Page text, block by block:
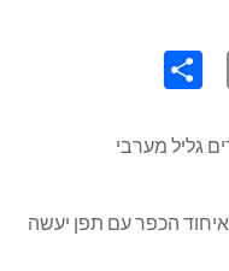
Link
גליל מערבי
הכפר עם תפן יעשה